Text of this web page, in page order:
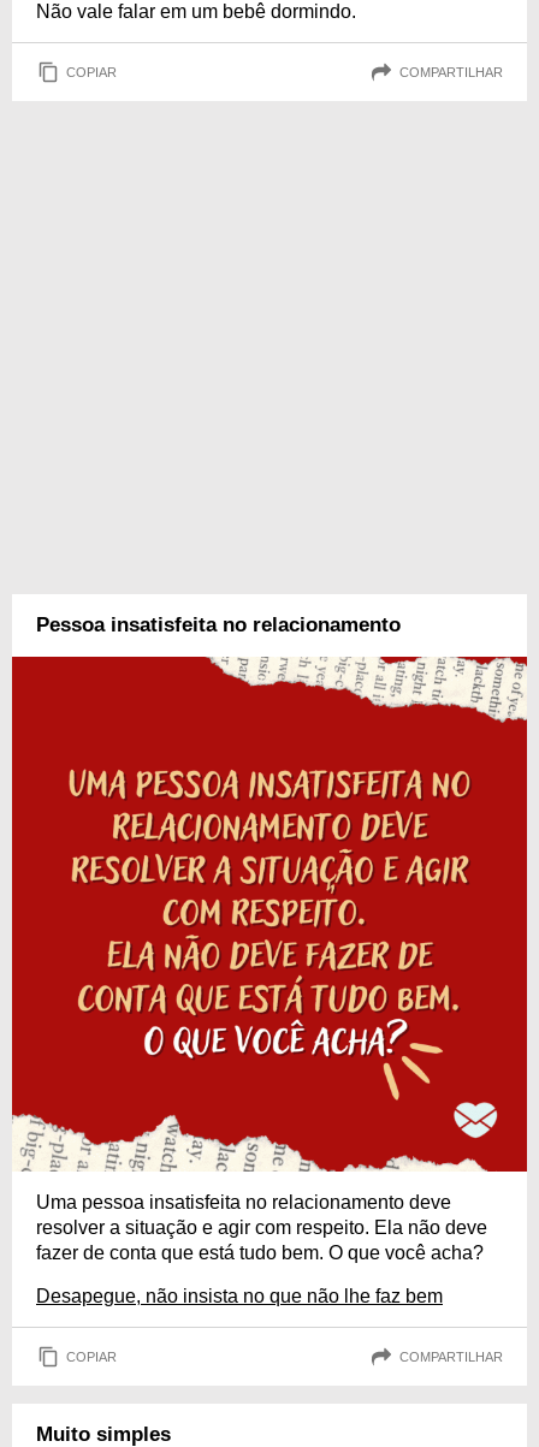
Não vale falar em um bebê dormindo.
COPIAR COMPARTILHAR
Pessoa insatisfeita no relacionamento
Uma pessoa insatisfeita no relacionamento deve
resolver a situação e agir com respeito. Ela não deve
fazer de conta que está tudo bem. O que você acha?
Desapegue, não insista no que não lhe faz bem
COPIAR COMPARTILHAR
Muito simples